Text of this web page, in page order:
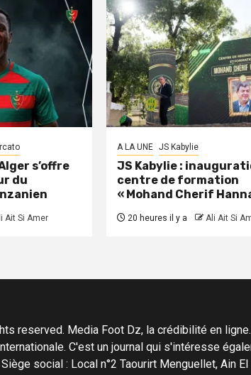
s’offre
du
Ait Si Amer
A LA UNE JS Kabylie
JS Kabylie :
centre de formation
« Mohand Cherif
20 heures il y a Ali Ait Si
reserved. Media Foot Dz, la crédibilité en
C'est un journal qui s'intéresse
Siège social : Local n°2 Taourirt Menguellet, Ain